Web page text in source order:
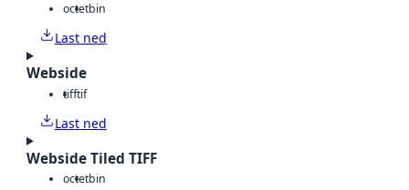
octetbin
Last ned
Webside
tifftif
Last ned
Webside Tiled TIFF
octetbin